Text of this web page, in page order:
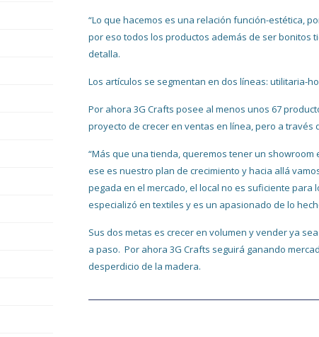
“Lo que hacemos es una relación función-estética,
por eso todos los productos además de ser bonitos
detalla.
Los artículos se segmentan en dos líneas: utilitaria-
Por ahora 3G Crafts posee al menos unos 67
proyecto de crecer en ventas en línea, pero a través
“Más que una tienda, queremos tener un
ese es nuestro plan de crecimiento y hacia allá
pegada en el mercado, el local no es suficiente
especializó en textiles y es un apasionado de lo
Sus dos metas es crecer en volumen y vender ya
a paso. Por ahora 3G Crafts seguirá ganando
desperdicio de la madera.